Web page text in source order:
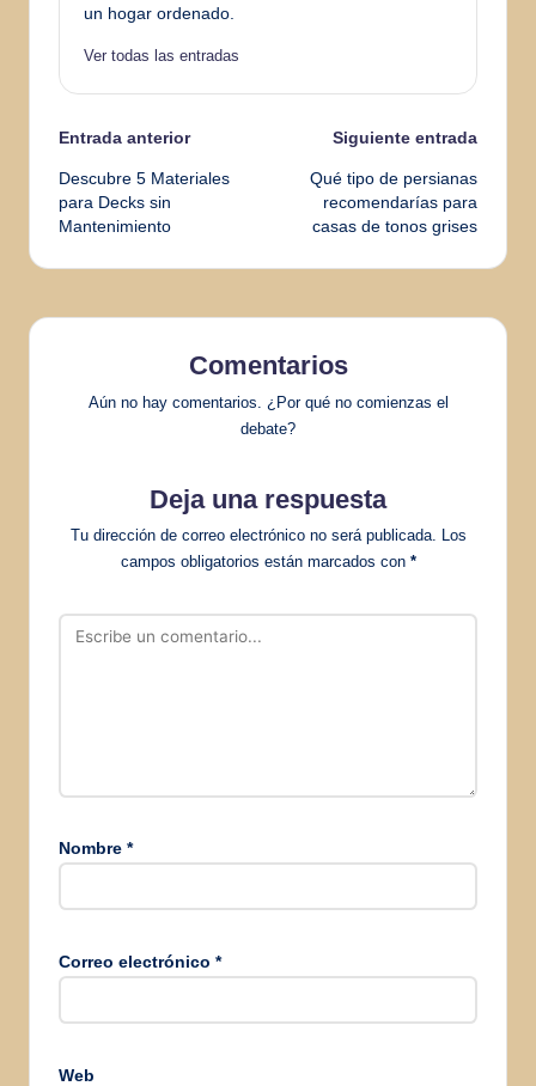
un hogar ordenado.
Ver todas las entradas
Navegación
de
entradas
Entrada anterior
Descubre 5 Materiales
para Decks sin
Mantenimiento
Siguiente entrada
Qué tipo de persianas
recomendarías para
casas de tonos grises
Comentarios
Aún no hay comentarios. ¿Por qué no comienzas el
debate?
Deja una respuesta
Tu dirección de correo electrónico no será publicada. Los
campos obligatorios están marcados con *
Nombre *
Correo electrónico *
Web